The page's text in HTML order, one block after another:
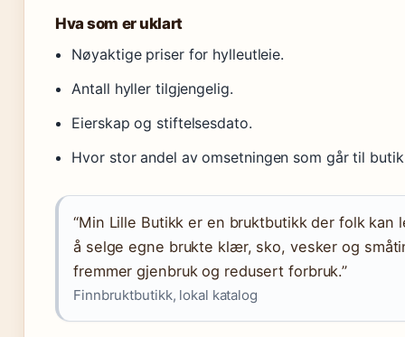
Hva som er uklart
Nøyaktige priser for hylleutleie.
Antall hyller tilgjengelig.
Eierskap og stiftelsesdato.
Hvor stor andel av omsetningen som går til
“Min Lille Butikk er en bruktbutikk der folk kan
å selge egne brukte klær, sko, vesker og
fremmer gjenbruk og redusert forbruk.”
Finnbruktbutikk, lokal katalog